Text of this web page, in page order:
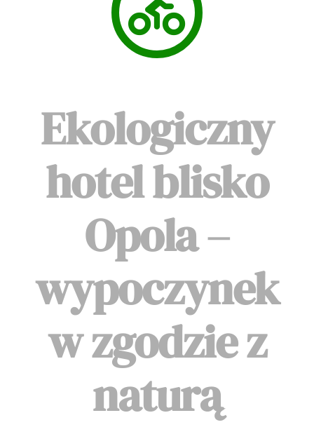
Ekologiczny
hotel blisko
Opola –
wypoczynek
w zgodzie z
naturą